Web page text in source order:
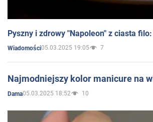
Pyszny i zdrowy "Napoleon" z ciasta
Wiadomości05.03.2025 19:05 7
Najmodniejszy kolor manicure na
Dama05.03.2025 18:52 10